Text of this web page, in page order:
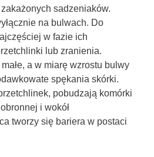
sadzeniaków.
na bulwach. Do
w fazie ich
lub zranienia.
a w miarę wzrostu bulwy
spękania skórki.
pobudzają komórki
i wokół
tworzy się bariera w postaci